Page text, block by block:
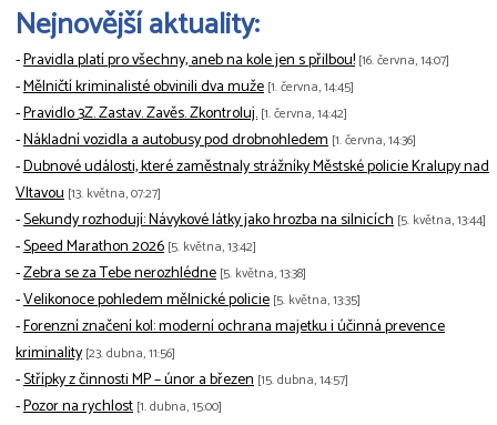
Nejnovější aktuality:
-Pravidla platí pro všechny, aneb na kole jen s přilbou! [16. června, 14:07]
-Mělničtí kriminalisté obvinili dva muže [1. června, 14:45]
-Pravidlo 3Z. Zastav. Zavěs. Zkontroluj. [1. června, 14:42]
-Nákladní vozidla a autobusy pod drobnohledem [1. června, 14:36]
-Dubnové události, které zaměstnaly strážníky Městské policie Kralupy nad
Vltavou [13. května, 07:27]
-Sekundy rozhodují: Návykové látky jako hrozba na silnicích [5. května, 13:44]
-Speed Marathon 2026 [5. května, 13:42]
-Zebra se za Tebe nerozhlédne [5. května, 13:38]
-Velikonoce pohledem mělnické policie [5. května, 13:35]
-Forenzní značení kol: moderní ochrana majetku i účinná prevence
kriminality [23. dubna, 11:56]
-Střípky z činnosti MP – únor a březen [15. dubna, 14:57]
-Pozor na rychlost [1. dubna, 15:00]